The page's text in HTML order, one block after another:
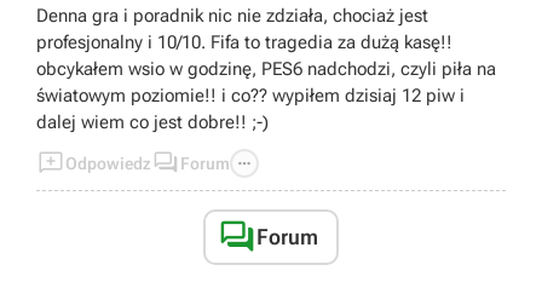
Denna gra i poradnik nic nie zdziała, chociaż jest
profesjonalny i 10/10. Fifa to tragedia za dużą kasę!!
obcykałem wsio w godzinę, PES6 nadchodzi, czyli piła na
światowym poziomie!! i co?? wypiłem dzisiaj 12 piw i
dalej wiem co jest dobre!! ;-)
Odpowiedz  Forum 
Forum